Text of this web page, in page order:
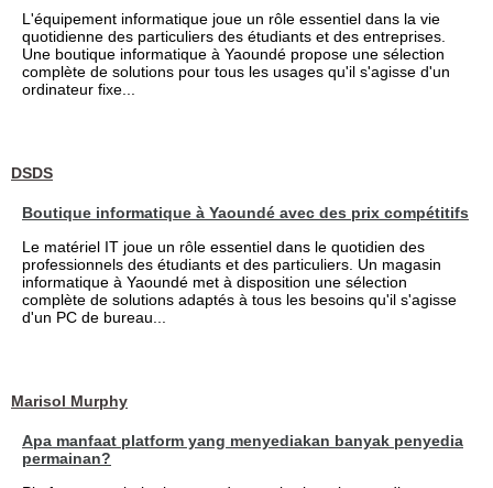
L'équipement informatique joue un rôle essentiel dans la vie
quotidienne des particuliers des étudiants et des entreprises.
Une boutique informatique à Yaoundé propose une sélection
complète de solutions pour tous les usages qu'il s'agisse d'un
ordinateur fixe...
DSDS
Boutique informatique à Yaoundé avec des prix compétitifs
Le matériel IT joue un rôle essentiel dans le quotidien des
professionnels des étudiants et des particuliers. Un magasin
informatique à Yaoundé met à disposition une sélection
complète de solutions adaptés à tous les besoins qu'il s'agisse
d'un PC de bureau...
Marisol Murphy
Apa manfaat platform yang menyediakan banyak penyedia
permainan?